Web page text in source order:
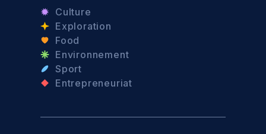
Culture
Exploration
Food
Environnement
Sport
Entrepreneuriat